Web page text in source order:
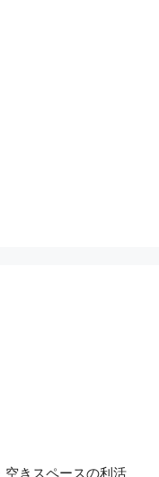
きスペースの利活